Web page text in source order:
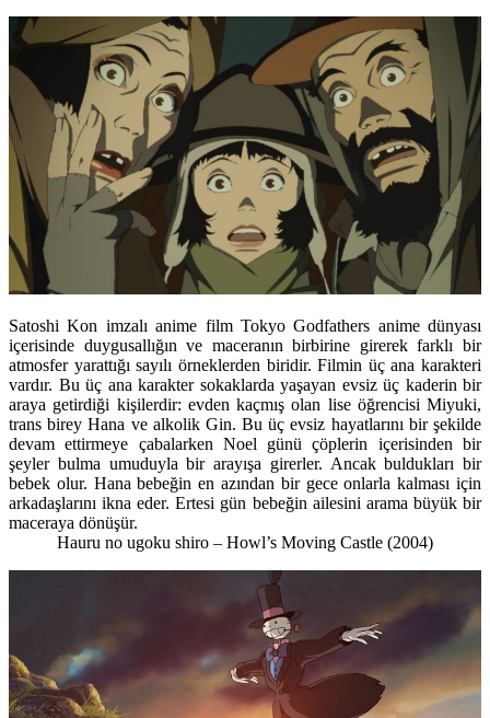
Satoshi Kon imzalı anime film Tokyo Godfathers anime dünyası
içerisinde duygusallığın ve maceranın birbirine girerek farklı bir
atmosfer yarattığı sayılı örneklerden biridir. Filmin üç ana karakteri
vardır. Bu üç ana karakter sokaklarda yaşayan evsiz üç kaderin bir
araya getirdiği kişilerdir: evden kaçmış olan lise öğrencisi Miyuki,
trans birey Hana ve alkolik Gin. Bu üç evsiz hayatlarını bir şekilde
devam ettirmeye çabalarken Noel günü çöplerin içerisinden bir
şeyler bulma umuduyla bir arayışa girerler. Ancak buldukları bir
bebek olur. Hana bebeğin en azından bir gece onlarla kalması için
arkadaşlarını ikna eder. Ertesi gün bebeğin ailesini arama büyük bir
maceraya dönüşür.
Hauru no ugoku shiro – Howl’s Moving Castle (2004)